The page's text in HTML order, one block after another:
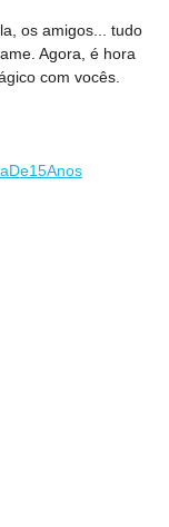
os amigos... tudo
Agora, é hora
com vocês.